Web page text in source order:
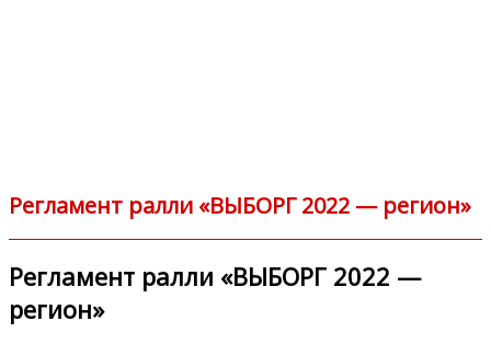
Регламент ралли «ВЫБОРГ 2022 — регион»
Регламент ралли «ВЫБОРГ 2022 —
регион»